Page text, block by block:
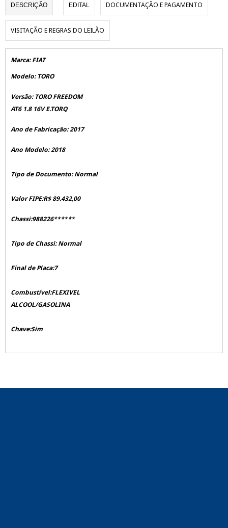
DESCRIÇÃO EDITAL DOCUMENTAÇÃO E PAGAMENTO
VISITAÇÃO E REGRAS DO LEILÃO
Marca: FIAT
Modelo: TORO
Versão: TORO FREEDOM
AT6 1.8 16V E.TORQ
Ano de Fabricação: 2017
Ano Modelo: 2018
Tipo de Documento: Normal
Valor FIPE:R$ 89.432,00
Chassi:988226******
Tipo de Chassi: Normal
Final de Placa:7
Combustível:FLEXIVEL
ALCOOL/GASOLINA
Chave:Sim